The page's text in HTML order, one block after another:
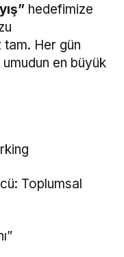
hedefimize
tam. Her gün
umudun en büyük
Toplumsal